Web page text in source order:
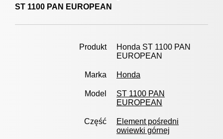
ST 1100 PAN EUROPEAN
Produkt
Honda ST 1100 PAN
EUROPEAN
Marka Honda
Model
ST 1100 PAN
EUROPEAN
Część
Element pośredni
owiewki górnej